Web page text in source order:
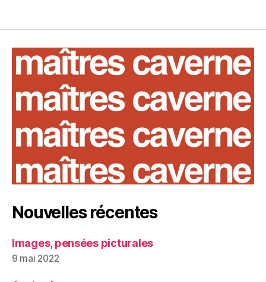
Nouvelles récentes
Images, pensées picturales
9 mai 2022